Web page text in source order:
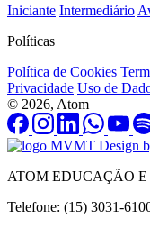
Iniciante Intermediário
Políticas
Política de Cookies
Privacidade Uso de
© 2026, Atom
Design
ATOM EDUCAÇÃO
Telefone: (15) 3031-